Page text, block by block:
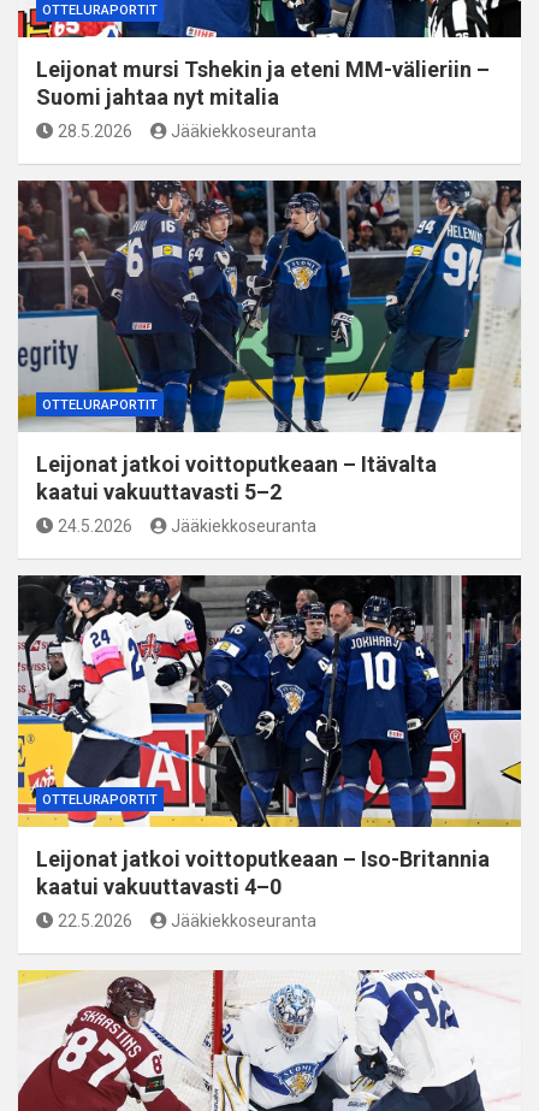
OTTELURAPORTIT
Leijonat mursi Tshekin ja eteni MM-välieriin –
Suomi jahtaa nyt mitalia
28.5.2026 Jääkiekkoseuranta
OTTELURAPORTIT
Leijonat jatkoi voittoputkeaan – Itävalta
kaatui vakuuttavasti 5–2
24.5.2026 Jääkiekkoseuranta
OTTELURAPORTIT
Leijonat jatkoi voittoputkeaan – Iso-Britannia
kaatui vakuuttavasti 4–0
22.5.2026 Jääkiekkoseuranta